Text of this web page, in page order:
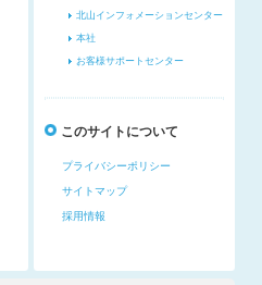
北山インフォメーションセンター
本社
お客様サポートセンター
このサイトについて
プライバシーポリシー
サイトマップ
採用情報